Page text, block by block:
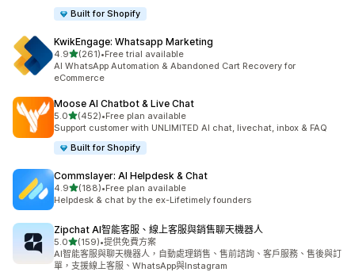
Built for Shopify
KwikEngage: Whatsapp Marketing
4.9滿分 5 顆星
(261)
共有 261 則評價
•Free trial available
AI WhatsApp Automation & Abandoned Cart Recovery for
eCommerce
Moose AI Chatbot & Live Chat
5.0滿分 5 顆星
(452)
共有 452 則評價
•Free plan available
Support customer with UNLIMITED AI chat, livechat, inbox & FAQ
Built for Shopify
Commslayer: AI Helpdesk & Chat
4.9滿分 5 顆星
(188)
共有 188 則評價
•Free plan available
Helpdesk & chat by the ex-Lifetimely founders
Zipchat AI智能客服、線上客服與銷售聊天機器人
5.0滿分 5 顆星
(159)
共有 159 則評價
•提供免費方案
AI智能客服與聊天機器人，自動處理銷售、售前諮詢、客戶服務、售後與訂
單，支援線上客服、WhatsApp與Instagram